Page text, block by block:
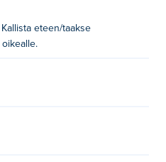
eteen/taakse
oikealle.